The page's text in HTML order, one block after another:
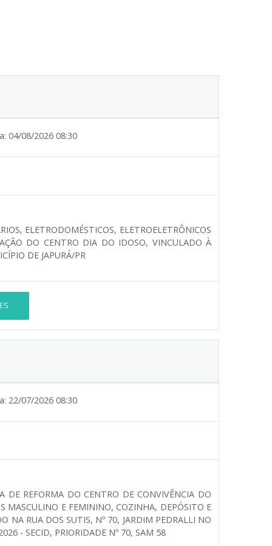
04/08/2026 08:30
ELETRODOMÉSTICOS, ELETROELETRÔNICOS
DO CENTRO DIA DO IDOSO, VINCULADO À
DE JAPURÁ/PR
22/07/2026 08:30
DE REFORMA DO CENTRO DE CONVIVÊNCIA DO
MASCULINO E FEMININO, COZINHA, DEPÓSITO E
NA RUA DOS SUTIS, Nº 70, JARDIM PEDRALLI NO
- SECID, PRIORIDADE Nº 70, SAM 58